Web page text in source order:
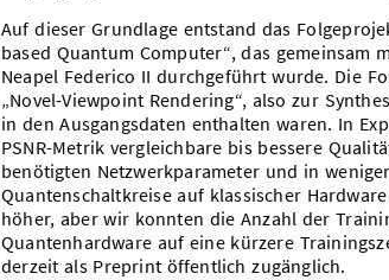
Auf dieser Grundlage entstand das
based Quantum Computer“, das
Neapel Federico II durchgeführt wurde. Die
„Novel-Viewpoint Rendering“, also zur
in den Ausgangsdaten enthalten waren. In
PSNR-Metrik vergleichbare bis bessere
benötigten Netzwerkparameter und in
Quantenschaltkreise auf klassischer
höher, aber wir konnten die Anzahl der
Quantenhardware auf eine kürzere
derzeit als Preprint öffentlich zugänglich.